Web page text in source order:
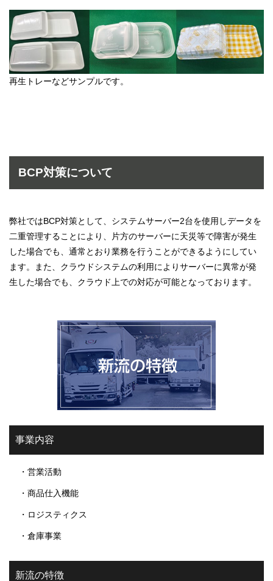
再生トレーなどサンプルです。
BCP対策について
弊社ではBCP対策として、システムサーバー2台を使用しデータを
二重管理することにより、片方のサーバーに天災等で障害が発生
した場合でも、通常とおり業務を行うことができるようにしてい
ます。また、クラウドシステムの利用によりサーバーに異常が発
生した場合でも、クラウド上での対応が可能となっております。
事業内容
・営業活動
・商品仕入機能
・ロジスティクス
・倉庫事業
新流の特徴